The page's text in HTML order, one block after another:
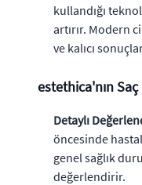
kullandığı
artırır. Modern
ve kalıcı
estethica'nın Saç
Detaylı
öncesinde
genel sağlık
değerlendirir.